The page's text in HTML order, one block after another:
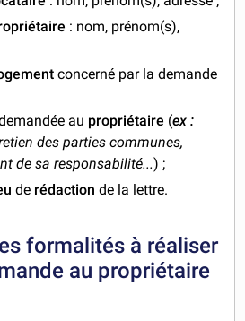
: nom, prénom(s),
concerné par la demande
au propriétaire (ex :
des parties communes,
de sa responsabilité...) ;
de rédactionde la lettre.
formalités à réaliser
au propriétaire